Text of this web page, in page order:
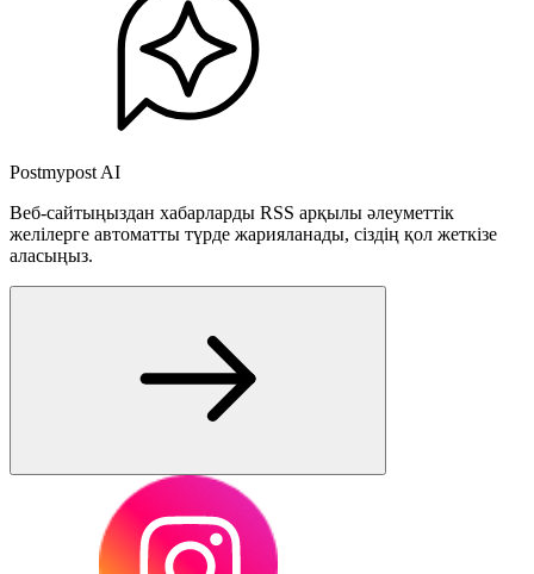
Postmypost AI
Веб-сайтыңыздан хабарларды RSS арқылы әлеуметтік
желілерге автоматты түрде жарияланады, сіздің қол жеткізе
аласыңыз.